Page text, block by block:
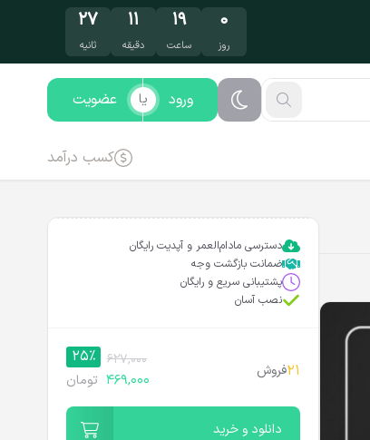
۰
روز
۱۹
ساعت
۱۱
دقیقه
۲۶
ثانیه
ورود عضویت یا
کسب درآمد
دسترسی مادام‌العمر و آپدیت رایگان
ضمانت بازگشت وجه
پشتیبانی سریع و رایگان
نصب آسان
21فروش
627,000
25%
469,000 تومان
دانلود و خرید